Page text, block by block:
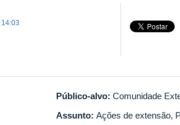
Público-alvo:Comunidade
Assunto:Ações de extensão,